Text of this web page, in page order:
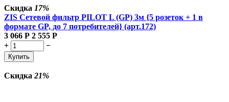
Скидка 17%
ZIS Сетевой фильтр PILOT L (GP) 3м {5 розеток + 1 в
формате GP, до 7 потребителей} (арт.172)
3 066 Р 2 555 Р
+
−
Купить
Скидка 21%